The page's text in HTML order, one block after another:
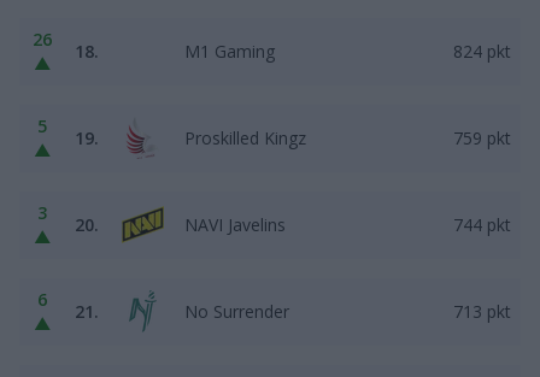
26
▲
18. M1 Gaming 824 pkt
5
▲
19. Proskilled Kingz 759 pkt
3
▲
20. NAVI Javelins 744 pkt
6
▲
21. No Surrender 713 pkt